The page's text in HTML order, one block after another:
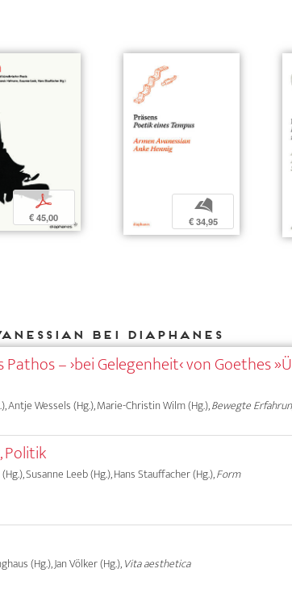
p
€ 45,00
b
€ 34,95
bei DIAPHANES
– ›bei Gelegenheit‹ von Goethes
Antje Wessels (Hg.), Marie-Christin Wilm (Hg.),Bewegte
Politik
Susanne Leeb (Hg.), Hans Stauffacher (Hg.),Form
(Hg.), Jan Völker (Hg.),Vita aesthetica